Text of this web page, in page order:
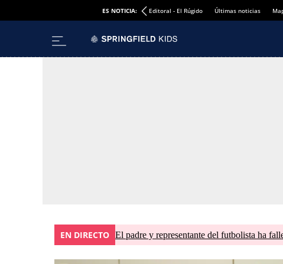
ES NOTICIA: Editoral - El Rúgido Últimas noticias
EN DIRECTO El padre y representante del futbolista ha